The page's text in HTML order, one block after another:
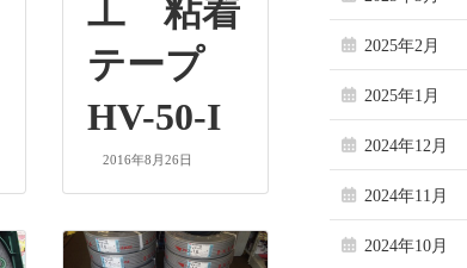
工 粘着
テープ
HV-50-I
2016年8月26日
2025年2月
2025年1月
2024年12月
2024年11月
2024年10月